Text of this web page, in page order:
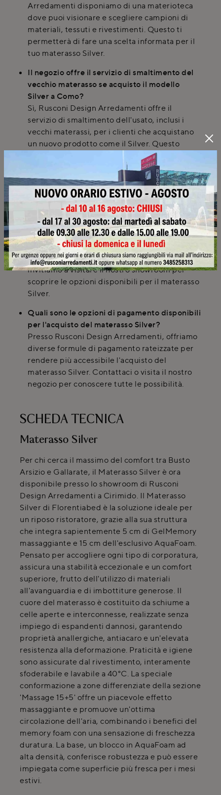
Arredamenti disponiamo di una materioteca
dove puoi visionare e scegliere campioni di
materiali, tessuti e rivestimenti. Questo ti
permetterà di fare una scelta informata per il
tuo materasso Silver.
Il negozio offre il servizio di smaltimento del
vecchio materasso se acquisto il modello
Silver a Como?
Sì, Rusconi Design Arredamenti offre il
servizio di smaltimento dell'usato, inclusi i
vecchi materassi, per i clienti che acquistano
un nuovo prodotto come il Silver. Questo
servizio è disponibile anche nei comuni serviti
Il materasso Silver è disponibile in diverse
altezze o con funzionalità specifiche come il
lato estivo/invernale?
La nostra selezione di materassi include
modelli con altezze variabili e funzionalità
come il lato estivo/invernale, oltre a
trattamenti anti-acaro e anallergici. Ti
invitiamo a visitare il nostro showroom per
scoprire le opzioni disponibili per il materasso
Silver.
Quali sono le opzioni di pagamento disponibili
per l'acquisto del materasso Silver?
Presso Rusconi Design Arredamenti, offriamo
diverse formule di pagamento rateizzate per
rendere più accessibile l'acquisto del
materasso Silver. Contattaci o visita il nostro
negozio per conoscere tutte le possibilità.
SCHEDA TECNICA
Materasso Silver
Per chi cerca il massimo del comfort tra Busto
Arsizio e Gallarate, il Materasso Silver è ora
disponibile presso lo showroom di Rusconi
Design Arredamenti a Cirimido. Il Materasso
Silver di Florentiabed è la soluzione ideale per
un riposo ristoratore, grazie alla sua struttura
che integra sapientemente 5 cm di GelMemory
massaggiante e 15 cm dell'esclusivo AquaFoam.
Pensato per accogliere ogni tipo di corporatura,
assicura una stabilità eccezionale e un comfort
superiore, frutto dell'utilizzo di materiali
all'avanguardia e di imbottiture generose. Il
cuore del materasso è costituito da schiume a
celle aperte e interconnesse, realizzate senza
impiego di espandenti dannosi, garantendo
proprietà anallergiche, antiacaro e un'elevata
resistenza alla deformazione. Praticità e igiene
sono assicurate dal rivestimento, interamente
sfoderabile e lavabile a 40°C. La speciale
conformazione a zone differenziate della sezione
'Massage 15+5' offre un piacevole effetto
massaggiante e promuove un'ottima
circolazione dell'aria, combinando i benefici del
memory foam con una sensazione di freschezza
duratura. La base, un blocco in AquaFoam ad
alta densità, conferisce robustezza e può essere
impiegata come superficie più fresca per i mesi
estivi.